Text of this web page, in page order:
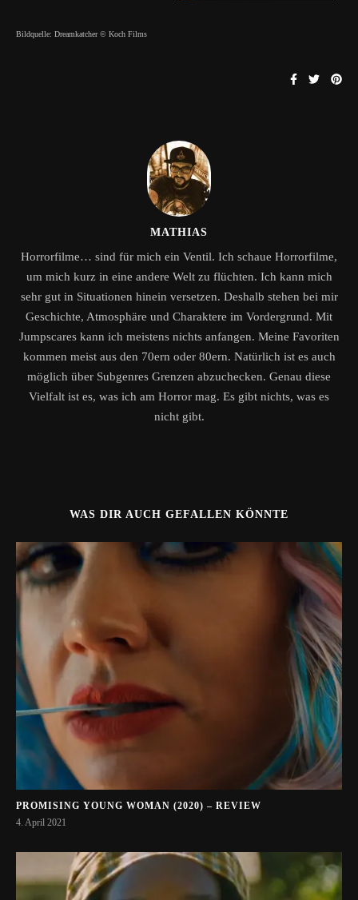
Bildquelle: Dreamkatcher © Koch Films
MATHIAS
Horrorfilme… sind für mich ein Ventil. Ich schaue Horrorfilme,
um mich kurz in eine andere Welt zu flüchten. Ich kann mich
sehr gut in Situationen hinein versetzen. Deshalb stehen bei mir
Geschichte, Atmosphäre und Charaktere im Vordergrund. Mit
Jumpscares kann ich meistens nichts anfangen. Meine Favoriten
kommen meist aus den 70ern oder 80ern. Natürlich ist es auch
möglich über Subgenres Grenzen abzuchecken. Genau diese
Vielfalt ist es, was ich am Horror mag. Es gibt nichts, was es
nicht gibt.
WAS DIR AUCH GEFALLEN KÖNNTE
PROMISING YOUNG WOMAN (2020) – REVIEW
4. April 2021